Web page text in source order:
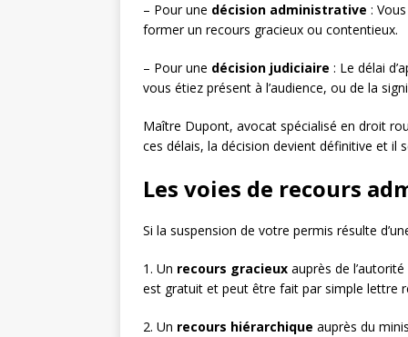
– Pour une décision administrative :
former un recours gracieux ou contentieux.
– Pour une décision judiciaire : Le délai
vous étiez présent à l’audience, ou de la
Maître Dupont, avocat spécialisé en droit
ces délais, la décision devient définitive et il
Les voies de recours
Si la suspension de votre permis résulte
1. Un recours gracieux auprès de
est gratuit et peut être fait par simple lettre
2. Un recours hiérarchique auprès du